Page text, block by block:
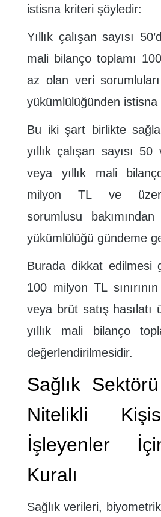
istisna kriteri şöyledir:
Yıllık çalışan sayısı
mali bilanço toplamı
az olan veri
yükümlülüğünden istisna
Bu iki şart birlikte
yıllık çalışan sayısı
veya yıllık mali
milyon TL ve
sorumlusu
yükümlülüğü gündeme
Burada dikkat edilmesi
100 milyon TL
veya brüt satış hasılatı
yıllık mali bilanço
değerlendirilmesidir.
Sağlık
Nitelikli
İşleyenler
Kuralı
Sağlık verileri,